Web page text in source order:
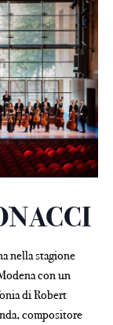
nella stagione
con un
di Robert
compositore